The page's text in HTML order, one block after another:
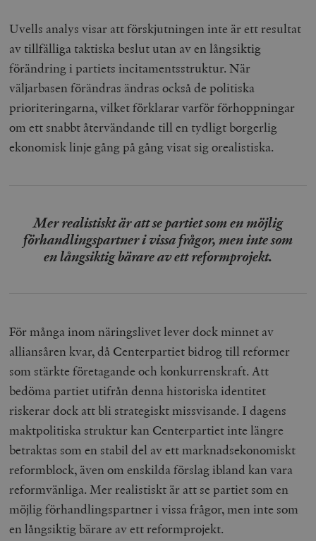
Uvells analys visar att förskjutningen inte är ett resultat
av tillfälliga taktiska beslut utan av en långsiktig
förändring i partiets incitamentsstruktur. När
väljarbasen förändras ändras också de politiska
prioriteringarna, vilket förklarar varför förhoppningar
om ett snabbt återvändande till en tydligt borgerlig
ekonomisk linje gång på gång visat sig orealistiska.
Mer realistiskt är att se partiet som en möjlig
förhandlingspartner i vissa frågor, men inte som
en långsiktig bärare av ett reformprojekt.
För många inom näringslivet lever dock minnet av
alliansåren kvar, då Centerpartiet bidrog till reformer
som stärkte företagande och konkurrenskraft. Att
bedöma partiet utifrån denna historiska identitet
riskerar dock att bli strategiskt missvisande. I dagens
maktpolitiska struktur kan Centerpartiet inte längre
betraktas som en stabil del av ett marknadsekonomiskt
reformblock, även om enskilda förslag ibland kan vara
reformvänliga. Mer realistiskt är att se partiet som en
möjlig förhandlingspartner i vissa frågor, men inte som
en långsiktig bärare av ett reformprojekt.